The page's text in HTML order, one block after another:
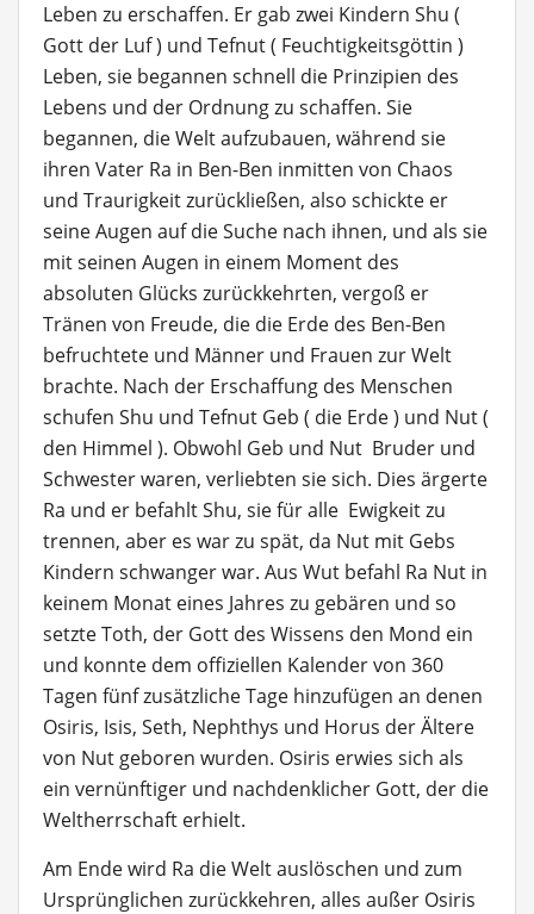
Leben zu erschaffen. Er gab zwei Kindern Shu (
Gott der Luf ) und Tefnut ( Feuchtigkeitsgöttin )
Leben, sie begannen schnell die Prinzipien des
Lebens und der Ordnung zu schaffen. Sie
begannen, die Welt aufzubauen, während sie
ihren Vater Ra in Ben-Ben inmitten von Chaos
und Traurigkeit zurückließen, also schickte er
seine Augen auf die Suche nach ihnen, und als sie
mit seinen Augen in einem Moment des
absoluten Glücks zurückkehrten, vergoß er
Tränen von Freude, die die Erde des Ben-Ben
befruchtete und Männer und Frauen zur Welt
brachte. Nach der Erschaffung des Menschen
schufen Shu und Tefnut Geb ( die Erde ) und Nut (
den Himmel ). Obwohl Geb und Nut Bruder und
Schwester waren, verliebten sie sich. Dies ärgerte
Ra und er befahlt Shu, sie für alle Ewigkeit zu
trennen, aber es war zu spät, da Nut mit Gebs
Kindern schwanger war. Aus Wut befahl Ra Nut in
keinem Monat eines Jahres zu gebären und so
setzte Toth, der Gott des Wissens den Mond ein
und konnte dem offiziellen Kalender von 360
Tagen fünf zusätzliche Tage hinzufügen an denen
Osiris, Isis, Seth, Nephthys und Horus der Ältere
von Nut geboren wurden. Osiris erwies sich als
ein vernünftiger und nachdenklicher Gott, der die
Weltherrschaft erhielt.
Am Ende wird Ra die Welt auslöschen und zum
Ursprünglichen zurückkehren, alles außer Osiris